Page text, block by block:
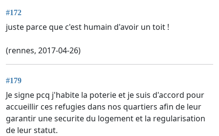
#172
juste parce que c'est humain d'avoir un toit !
(rennes, 2017-04-26)
#179
Je signe pcq j'habite la poterie et je suis d'accord pour
accueillir ces refugies dans nos quartiers afin de leur
garantir une securite du logement et la regularisation
de leur statut.